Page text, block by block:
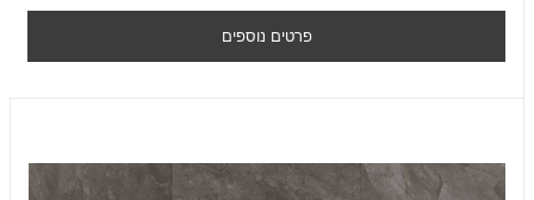
פרטים נוספים